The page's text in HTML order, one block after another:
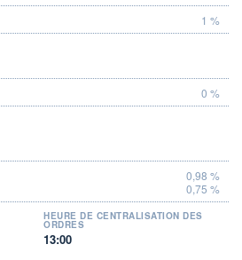
1 %
0 %
0,98 %
0,75 %
HEURE DE CENTRALISATION DES
ORDRES
13:00